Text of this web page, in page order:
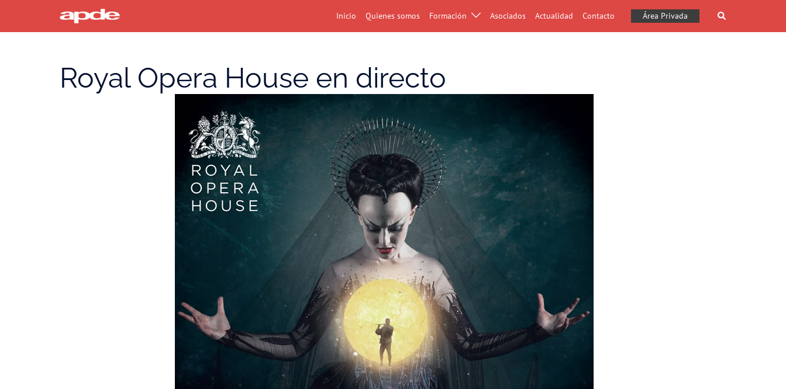
contenido
Inicio Quienes somos Formación Asociados Actualidad Contacto Área Privada Buscar
Royal Opera House en directo